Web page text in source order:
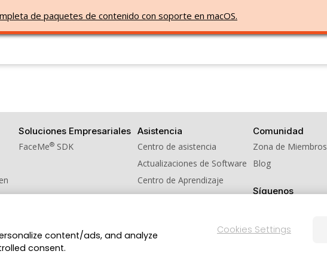
de paquetes de contenido con soporte en macOS.
Soluciones Empresariales
FaceMe® SDK
Asistencia
Centro de asistencia
Actualizaciones de Software
Centro de Aprendizaje
Comunidad
Zona de Miembros
Blog
Síguenos
Política de privacidad
content/ads, and analyze
consent.
Cookies Settings